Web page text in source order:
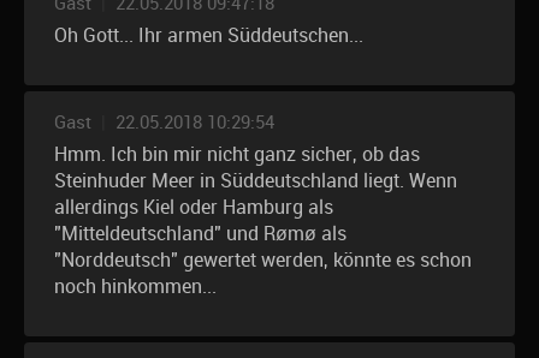
Oh Gott... Ihr armen Süddeutschen...
Gast 22.05.2018 10:29:54
Hmm. Ich bin mir nicht ganz sicher, ob das
Steinhuder Meer in Süddeutschland liegt. Wenn
allerdings Kiel oder Hamburg als
"Mitteldeutschland" und Rømø als
"Norddeutsch" gewertet werden, könnte es schon
noch hinkommen...